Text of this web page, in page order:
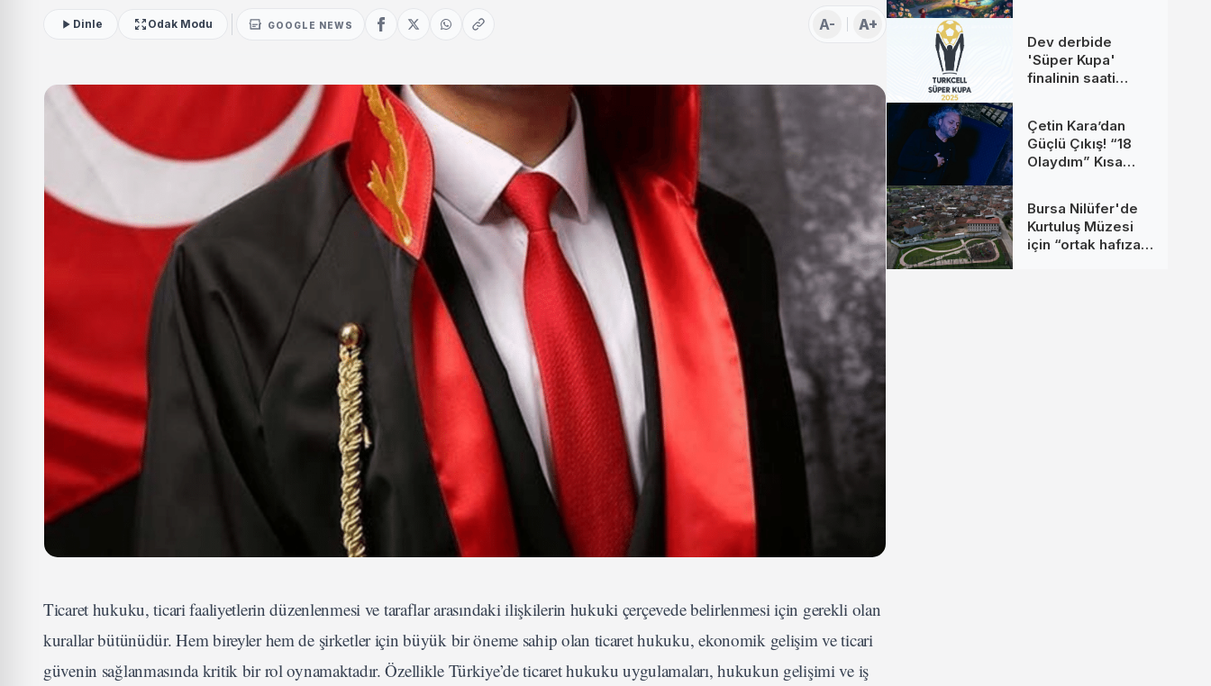
Dinle Odak Modu GOOGLE NEWS A- A+
Ticaret hukuku, ticari faaliyetlerin düzenlenmesi ve taraflar arasındaki ilişkilerin hukuki çerçevede belirlenmesi için gerekli olan
kurallar bütünüdür. Hem bireyler hem de şirketler için büyük bir öneme sahip olan ticaret hukuku, ekonomik gelişim ve ticari
güvenin sağlanmasında kritik bir rol oynamaktadır. Özellikle Türkiye’de ticaret hukuku uygulamaları, hukukun gelişimi ve iş
Dev derbide
'Süper Kupa'
finalinin saati
Çetin Kara’dan
Güçlü Çıkış! “18
Olaydım” Kısa
Ulaştı
Bursa Nilüfer'de
Kurtuluş Müzesi
için “ortak hafıza”